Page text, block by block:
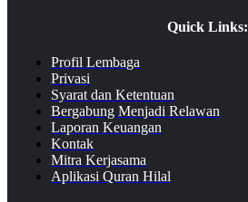
Quick Links:
Profil Lembaga
Privasi
Syarat dan Ketentuan
Bergabung Menjadi Relawan
Laporan Keuangan
Kontak
Mitra Kerjasama
Aplikasi Quran Hilal